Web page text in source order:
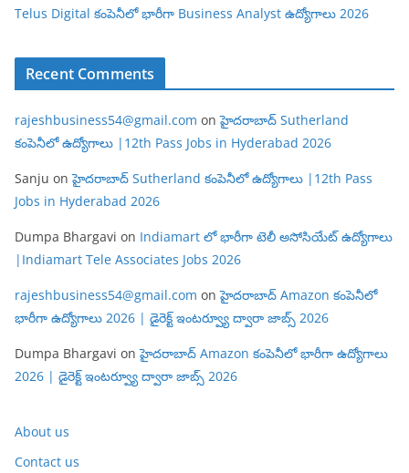
Telus Digital కంపెనీలో భారీగా Business Analyst ఉద్యోగాలు 2026
Recent Comments
rajeshbusiness54@gmail.com onహైదరాబాద్ Sutherland
కంపెనీలో ఉద్యోగాలు |12th Pass Jobs in Hyderabad 2026
Sanju onహైదరాబాద్ Sutherland కంపెనీలో ఉద్యోగాలు |12th Pass
Jobs in Hyderabad 2026
Dumpa Bhargavi on Indiamart లో భారీగా టెలీ అసోసియేట్ ఉద్యోగాలు
|Indiamart Tele Associates Jobs 2026
rajeshbusiness54@gmail.com onహైదరాబాద్ Amazon కంపెనీలో
భారీగా ఉద్యోగాలు 2026 | డైరెక్ట్ ఇంటర్వ్యూ ద్వారా జాబ్స్ 2026
Dumpa Bhargavi onహైదరాబాద్ Amazon కంపెనీలో భారీగా ఉద్యోగాలు
2026 | డైరెక్ట్ ఇంటర్వ్యూ ద్వారా జాబ్స్ 2026
About us
Contact us